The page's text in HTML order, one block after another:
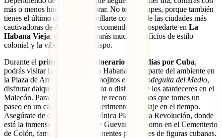
más o menos horas para explorar. No te preocupes, porque también
tienes el último día para maravillarte con una de las ciudades más
cautivadoras de América. Te recomendamos hospedarte en La
Habana Vieja, donde encontrarás muchos edificios de estilo
colonial y la vibrante calle Obispo.
Durante el primer día itinerario de 10 días por Cuba,
podrás visitar la Catedral de La Habana, empaparte del ambiente en
la Plaza de Armas, probar los mojitos en
La Bodeguita del Medio,
disfrutar daiquirís en
El Floridita o disfrutar de los atardeceres en el
Malecón. Para el
día, te recomendamos que tomes un
paseo en un carro clásico y experimentes un viaje en el tiempo.
Asegúrate de detenerte en la icónica Plaza de la Revolución, donde
está la inmensa imagen del Che Guevara, así como en el Cementerio
de Colón, famoso por sus imponentes panteones de figuras cubanas.